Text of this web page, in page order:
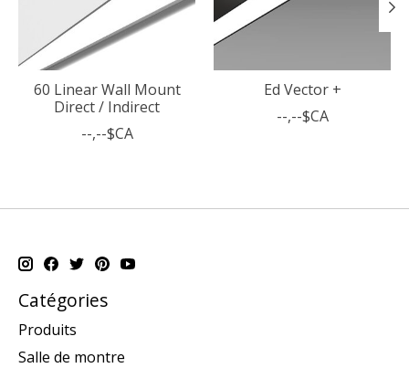
60 Linear Wall Mount
Direct / Indirect
--,--$CA
Ed Vector +
--,--$CA
Catégories
Produits
Salle de montre